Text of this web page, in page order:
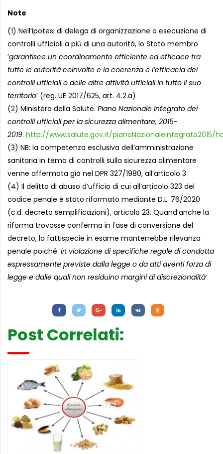
Note
(1) Nell’ipotesi di delega di organizzazione o esecuzione di
controlli ufficiali a più di una autorità, lo Stato membro
‘garantisce un coordinamento efficiente ed efficace tra
tutte le autorità coinvolte e la coerenza e l’efficacia dei
controlli ufficiali o delle altre attività ufficiali in tutto il suo
territorio’ (reg. UE 2017/625, art. 4.2.a)
(2) Ministero della Salute. Piano Nazionale Integrato dei
controlli ufficiali per la sicurezza alimentare, 2015-
2019. http://www.salute.gov.it/pianoNazionaleIntegrato2015/
(3) NB: la competenza esclusiva dell’amministrazione
sanitaria in tema di controlli sulla sicurezza alimentare
venne affermata già nel DPR 327/1980, all’articolo 3
(4) Il delitto di abuso d’ufficio di cui all’articolo 323 del
codice penale è stato riformato mediante D.L. 76/2020
(c.d. decreto semplificazioni), articolo 23. Quand’anche la
riforma trovasse conferma in fase di conversione del
decreto, la fattispecie in esame manterrebbe rilevanza
penale poiché ‘in violazione di specifiche regole di condotta
espressamente previste dalla legge o da atti aventi forza di
legge e dalle quali non residuino margini di discrezionalità’
Post Correlati: